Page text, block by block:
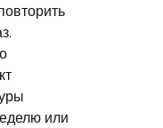
или